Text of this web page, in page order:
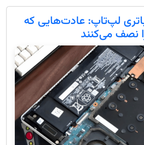
لپ‌تاپ: عادت‌هایی که
نصف می‌کنند